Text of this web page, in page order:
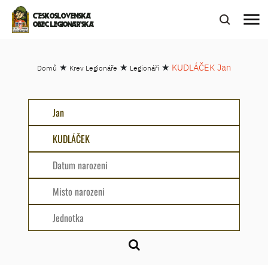
ČESKOSLOVENSKÁ
OBEC LEGIONÁŘSKÁ
menu
Domů ★ Krev Legionáře ★ Legionáři ★ KUDLÁČEK Jan